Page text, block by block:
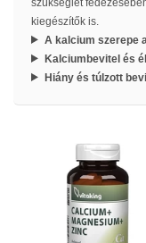
szükséglet
kiegészítők is.
A kalcium szerepe
Kalciumbevitel és
Hiány és túlzott